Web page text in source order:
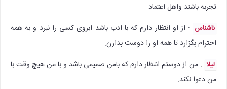
تجربه باشند واهل اعتماد.
ناشناس : از او انتظار دارم که با ادب باشد ابروی کسی را نبرد و به همه
احترام بگزارد تا همه او را دوست بدارن.
لیلا : من از دوستم انتظار دارم که بامن صمیمی باشد و با من هیچ وقت با
من دعوا نکند.